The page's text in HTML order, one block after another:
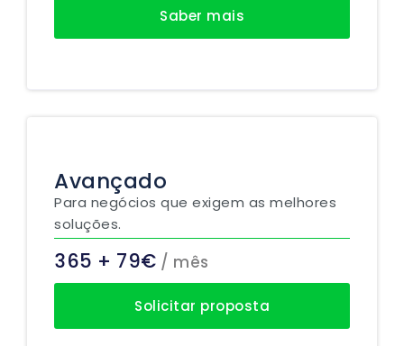
Saber mais
Avançado
Para negócios que exigem as melhores
soluções.
365 + 79€ / mês
Solicitar proposta